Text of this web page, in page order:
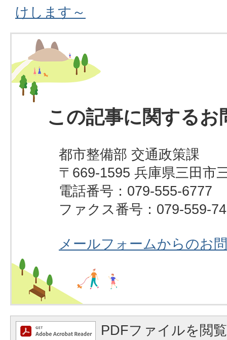
けします～
この記事に関するお
都市整備部 交通政策課
〒669-1595 兵庫県三田市
電話番号：079-555-6777
ファクス番号：079-559-
メールフォームからのお
PDFファイルを閲